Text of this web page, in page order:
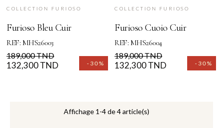
COLLECTION FURIOSO
Furioso Bleu Cuir
REF: MHS26003
-30%
Prix
de
189,000 TNDPrix
132,300 TND
COLLECTION FURIOSO
Furioso Cuoio Cuir
REF: MHS26004
-30%
Prix
de
189,000 TNDPrix
132,300 TND
Affichage 1-4 de 4 article(s)